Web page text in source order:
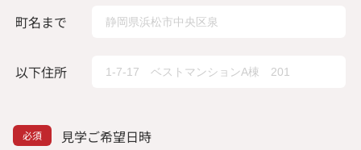
町名まで
以下住所
見学ご希望日時